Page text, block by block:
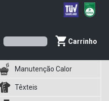
Carrinho
Manutenção Calor
Têxteis